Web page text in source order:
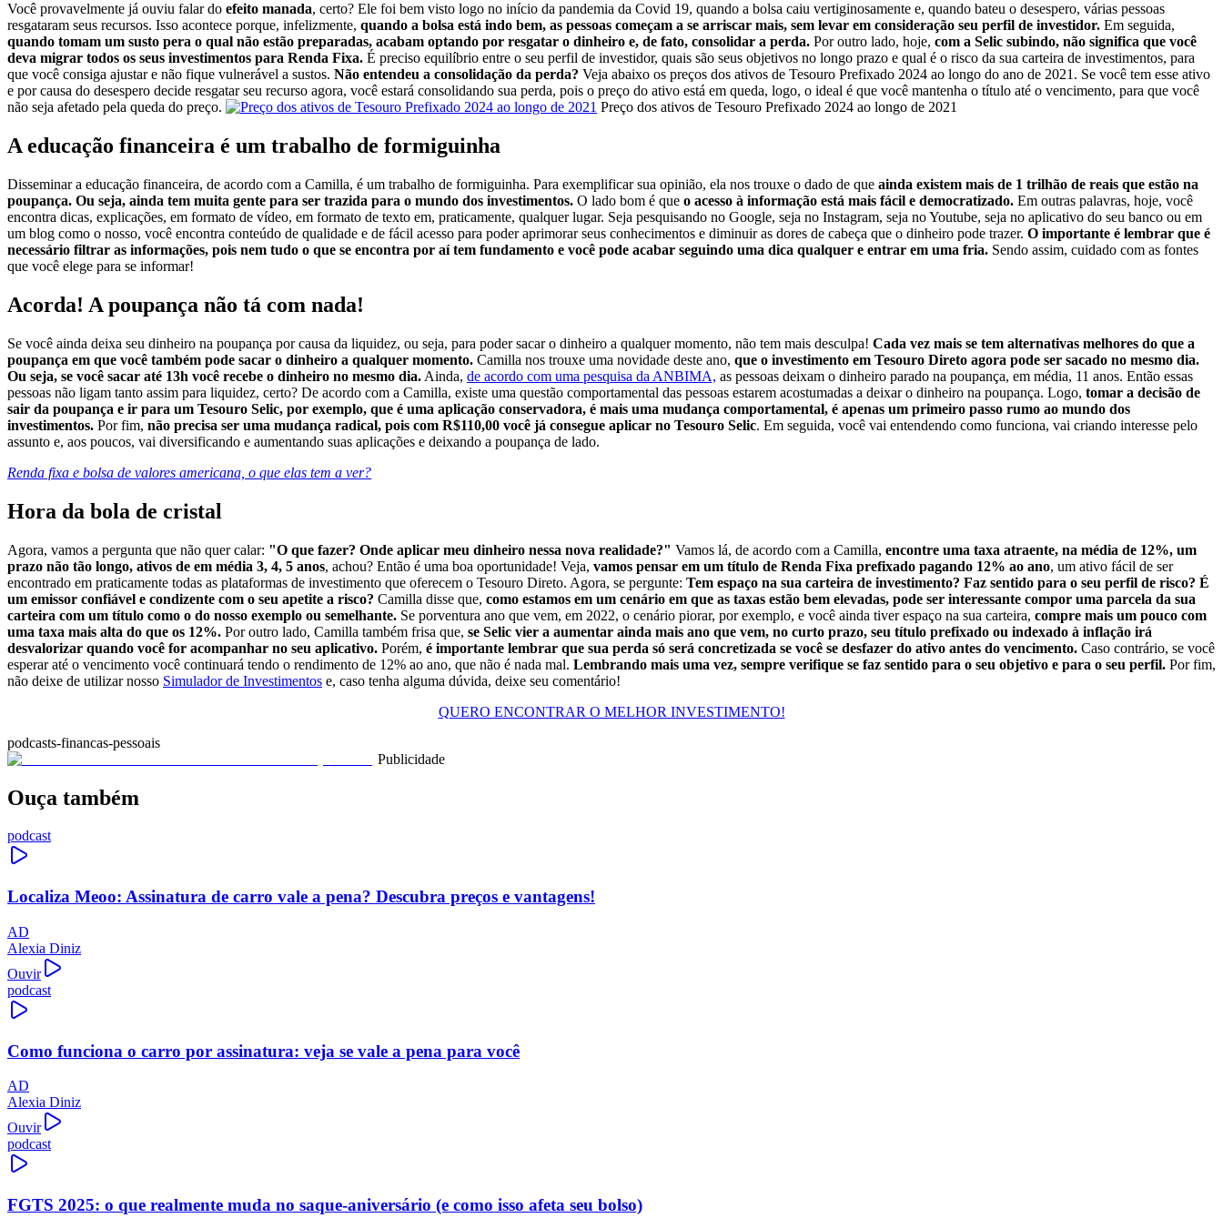
Você provavelmente já ouviu falar do efeito manada, certo? Ele foi bem visto logo no início da pandemia da Covid 19, quando a bolsa caiu vertiginosamente e, quando bateu o desespero, várias pessoas
resgataram seus recursos. Isso acontece porque, infelizmente, quando a bolsa está indo bem, as pessoas começam a se arriscar mais, sem levar em consideração seu perfil de investidor. Em seguida,
quando tomam um susto pera o qual não estão preparadas, acabam optando por resgatar o dinheiro e, de fato, consolidar a perda. Por outro lado, hoje, com a Selic subindo, não significa que você
deva migrar todos os seus investimentos para Renda Fixa. É preciso equilíbrio entre o seu perfil de investidor, quais são seus objetivos no longo prazo e qual é o risco da sua carteira de investimentos, para
que você consiga ajustar e não fique vulnerável a sustos. Não entendeu a consolidação da perda? Veja abaixo os preços dos ativos de Tesouro Prefixado 2024 ao longo do ano de 2021. Se você tem esse ativo
e por causa do desespero decide resgatar seu recurso agora, você estará consolidando sua perda, pois o preço do ativo está em queda, logo, o ideal é que você mantenha o título até o vencimento, para que você
não seja afetado pela queda do preço.
Preço dos ativos de Tesouro Prefixado 2024 ao longo de 2021
A educação financeira é um trabalho de formiguinha
Disseminar a educação financeira, de acordo com a Camilla, é um trabalho de formiguinha. Para exemplificar sua opinião, ela nos trouxe o dado de que ainda existem mais de 1 trilhão de reais que estão na
poupança. Ou seja, ainda tem muita gente para ser trazida para o mundo dos investimentos. O lado bom é que o acesso à informação está mais fácil e democratizado. Em outras palavras, hoje, você
encontra dicas, explicações, em formato de vídeo, em formato de texto em, praticamente, qualquer lugar. Seja pesquisando no Google, seja no Instagram, seja no Youtube, seja no aplicativo do seu banco ou em
um blog como o nosso, você encontra conteúdo de qualidade e de fácil acesso para poder aprimorar seus conhecimentos e diminuir as dores de cabeça que o dinheiro pode trazer. O importante é lembrar que é
necessário filtrar as informações, pois nem tudo o que se encontra por aí tem fundamento e você pode acabar seguindo uma dica qualquer e entrar em uma fria. Sendo assim, cuidado com as fontes
que você elege para se informar!
Acorda! A poupança não tá com nada!
Se você ainda deixa seu dinheiro na poupança por causa da liquidez, ou seja, para poder sacar o dinheiro a qualquer momento, não tem mais desculpa! Cada vez mais se tem alternativas melhores do que a
poupança em que você também pode sacar o dinheiro a qualquer momento. Camilla nos trouxe uma novidade deste ano, que o investimento em Tesouro Direto agora pode ser sacado no mesmo dia.
Ou seja, se você sacar até 13h você recebe o dinheiro no mesmo dia. Ainda, de acordo com uma pesquisa da ANBIMA, as pessoas deixam o dinheiro parado na poupança, em média, 11 anos. Então essas
pessoas não ligam tanto assim para liquidez, certo? De acordo com a Camilla, existe uma questão comportamental das pessoas estarem acostumadas a deixar o dinheiro na poupança. Logo, tomar a decisão de
sair da poupança e ir para um Tesouro Selic, por exemplo, que é uma aplicação conservadora, é mais uma mudança comportamental, é apenas um primeiro passo rumo ao mundo dos
investimentos. Por fim, não precisa ser uma mudança radical, pois com R$110,00 você já consegue aplicar no Tesouro Selic. Em seguida, você vai entendendo como funciona, vai criando interesse pelo
assunto e, aos poucos, vai diversificando e aumentando suas aplicações e deixando a poupança de lado.
Renda fixa e bolsa de valores americana, o que elas tem a ver?
Hora da bola de cristal
Agora, vamos a pergunta que não quer calar: "O que fazer? Onde aplicar meu dinheiro nessa nova realidade?" Vamos lá, de acordo com a Camilla, encontre uma taxa atraente, na média de 12%, um
prazo não tão longo, ativos de em média 3, 4, 5 anos, achou? Então é uma boa oportunidade! Veja, vamos pensar em um título de Renda Fixa prefixado pagando 12% ao ano, um ativo fácil de ser
encontrado em praticamente todas as plataformas de investimento que oferecem o Tesouro Direto. Agora, se pergunte: Tem espaço na sua carteira de investimento? Faz sentido para o seu perfil de risco? É
um emissor confiável e condizente com o seu apetite a risco? Camilla disse que, como estamos em um cenário em que as taxas estão bem elevadas, pode ser interessante compor uma parcela da sua
carteira com um título como o do nosso exemplo ou semelhante. Se porventura ano que vem, em 2022, o cenário piorar, por exemplo, e você ainda tiver espaço na sua carteira, compre mais um pouco com
uma taxa mais alta do que os 12%. Por outro lado, Camilla também frisa que, se Selic vier a aumentar ainda mais ano que vem, no curto prazo, seu título prefixado ou indexado à inflação irá
desvalorizar quando você for acompanhar no seu aplicativo. Porém, é importante lembrar que sua perda só será concretizada se você se desfazer do ativo antes do vencimento. Caso contrário, se você
esperar até o vencimento você continuará tendo o rendimento de 12% ao ano, que não é nada mal. Lembrando mais uma vez, sempre verifique se faz sentido para o seu objetivo e para o seu perfil. Por fim,
não deixe de utilizar nosso Simulador de Investimentos e, caso tenha alguma dúvida, deixe seu comentário!
QUERO ENCONTRAR O MELHOR INVESTIMENTO!
podcasts-financas-pessoais
Publicidade
Ouça também
podcast
Localiza Meoo: Assinatura de carro vale a pena? Descubra preços e vantagens!
AD
Alexia Diniz
Ouvir
podcast
Como funciona o carro por assinatura: veja se vale a pena para você
AD
Alexia Diniz
Ouvir
podcast
FGTS 2025: o que realmente muda no saque-aniversário (e como isso afeta seu bolso)